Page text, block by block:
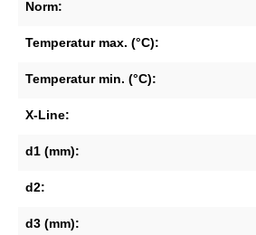
Norm:
Temperatur max. (°C):
Temperatur min. (°C):
X-Line:
d1 (mm):
d2:
d3 (mm):